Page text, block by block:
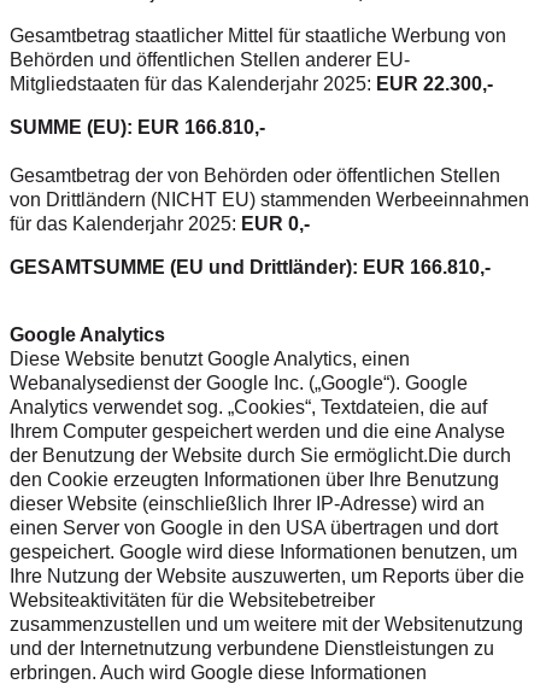
Gesamtbetrag staatlicher Mittel für staatliche Werbung von
Behörden und öffentlichen Stellen anderer EU-
Mitgliedstaaten für das Kalenderjahr 2025: EUR 22.300,-
SUMME (EU): EUR 166.810,-
Gesamtbetrag der von Behörden oder öffentlichen Stellen
von Drittländern (NICHT EU) stammenden Werbeeinnahmen
für das Kalenderjahr 2025: EUR 0,-
GESAMTSUMME (EU und Drittländer): EUR 166.810,-
Google Analytics
Diese Website benutzt Google Analytics, einen
Webanalysedienst der Google Inc. („Google“). Google
Analytics verwendet sog. „Cookies“, Textdateien, die auf
Ihrem Computer gespeichert werden und die eine Analyse
der Benutzung der Website durch Sie ermöglicht.Die durch
den Cookie erzeugten Informationen über Ihre Benutzung
dieser Website (einschließlich Ihrer IP-Adresse) wird an
einen Server von Google in den USA übertragen und dort
gespeichert. Google wird diese Informationen benutzen, um
Ihre Nutzung der Website auszuwerten, um Reports über die
Websiteaktivitäten für die Websitebetreiber
zusammenzustellen und um weitere mit der Websitenutzung
und der Internetnutzung verbundene Dienstleistungen zu
erbringen. Auch wird Google diese Informationen